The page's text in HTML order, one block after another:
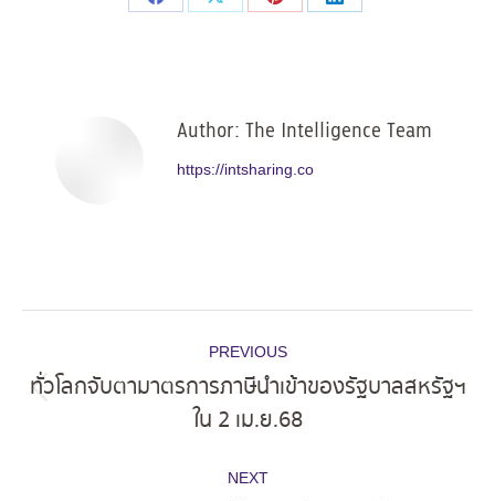
Share
Share
Share
Share
Author: The Intelligence Team
https://intsharing.co
navigation
PREVIOUS
post:
ทั่วโลกจับตามาตรการภาษีนำเข้าของรัฐบาลสหรัฐฯ
ใน 2 เม.ย.68
NEXT